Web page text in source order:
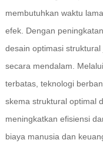
membutuhkan waktu
efek. Dengan
desain optimasi
secara mendalam.
terbatas, teknologi
skema struktural optimal
meningkatkan efisiensi
biaya manusia dan